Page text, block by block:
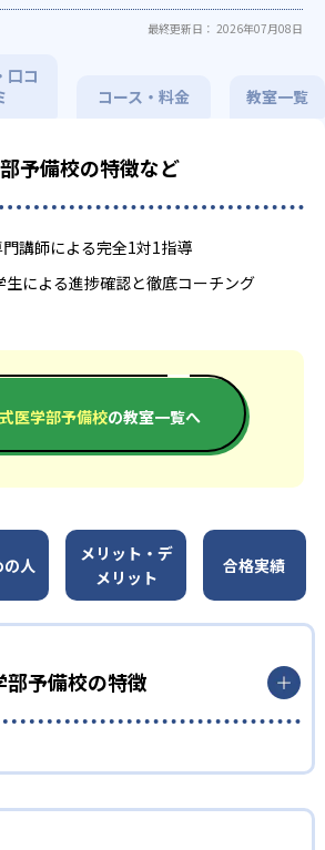
のみの受講可 自習室あり
最終更新日： 2026年07月08日
口コ
コース・料金 教室一覧
予備校の特徴など
講師による完全1対1指導
生による進捗確認と徹底コーチング
医学部予備校の教室一覧へ
人
メリット・デ
メリット
合格実績
部予備校の特徴
り」を防ぎ、学習効率を高める。